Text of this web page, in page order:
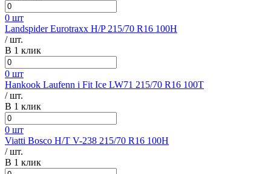
0 шт
Landspider Eurotraxx H/P 215/70 R16 100H
/ шт.
В 1 клик
0 шт
Hankook Laufenn i Fit Ice LW71 215/70 R16 100T
/ шт.
В 1 клик
0 шт
Viatti Bosco H/T V-238 215/70 R16 100H
/ шт.
В 1 клик